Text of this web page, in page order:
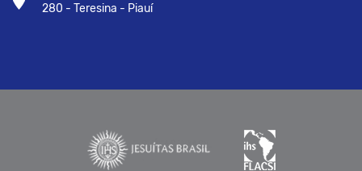
280 - Teresina - Piauí